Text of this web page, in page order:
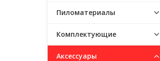
Пиломатериалы
Комплектующие
Аксессуары